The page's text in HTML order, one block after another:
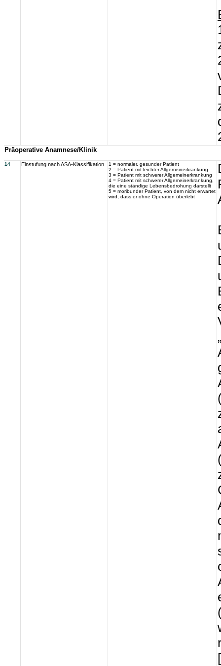
Präoperative Anamnese/Klinik
14 Einstufung nach ASA-Klassifikation
1 = normaler, gesunder Patient
2 = Patient mit leichter Allgemeinerkrankung
3 = Patient mit schwerer Allgemeinerkrankung
4 = Patient mit schwerer Allgemeinerkrankung,
die eine ständige Lebensbedrohung darstellt
5 = moribunder Patient, von dem nicht erwartet
wird, dass er ohne Operation überlebt